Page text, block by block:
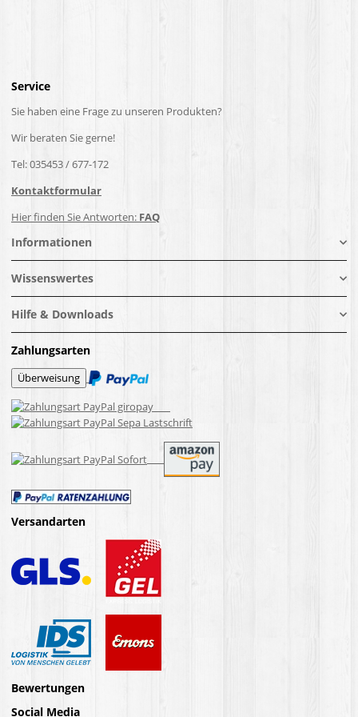
Service
Sie haben eine Frage zu unseren Produkten?
Wir beraten Sie gerne!
Tel: 035453 / 677-172
Kontaktformular
Hier finden Sie Antworten: FAQ
Informationen
Wissenswertes
Hilfe & Downloads
Zahlungsarten
Versandarten
Bewertungen
Social Media